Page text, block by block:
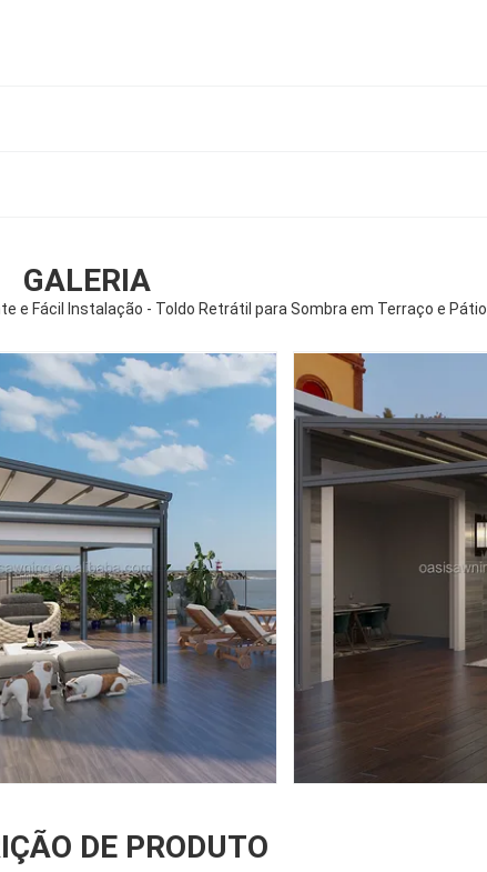
GALERIA
e Fácil Instalação - Toldo Retrátil para Sombra em Terraço e Pátio
DE PRODUTO